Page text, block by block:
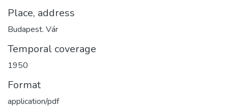
Place, address
Budapest. Vár
Temporal coverage
1950
Format
application/pdf